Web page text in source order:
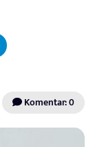
Komentar: 0